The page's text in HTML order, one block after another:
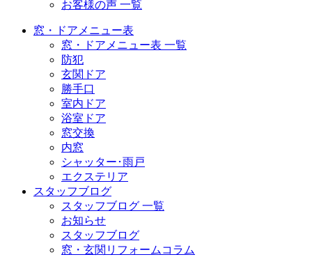
お客様の声 一覧
窓・ドアメニュー表
窓・ドアメニュー表 一覧
防犯
玄関ドア
勝手口
室内ドア
浴室ドア
窓交換
内窓
シャッター･雨戸
エクステリア
スタッフブログ
スタッフブログ 一覧
お知らせ
スタッフブログ
窓・玄関リフォームコラム